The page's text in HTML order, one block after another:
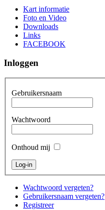
Kart informatie
Foto en Video
Downloads
Links
FACEBOOK
Inloggen
Gebruikersnaam
Wachtwoord
Onthoud mij
Wachtwoord vergeten?
Gebruikersnaam vergeten?
Registreer